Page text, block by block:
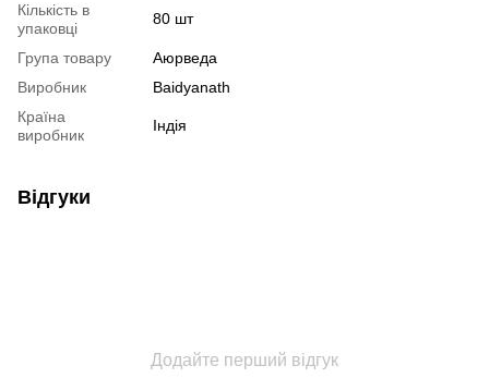
Кількість в
упаковці
80 шт
Група товару
Аюрведа
Виробник
Baidyanath
Країна
виробник
Індія
Відгуки
Додайте перший відгук